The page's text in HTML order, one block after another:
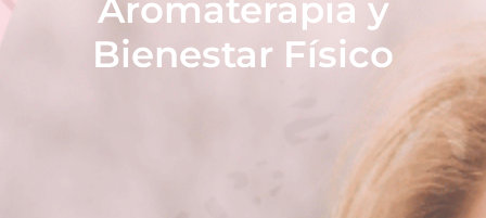
Aromaterapia y
Bienestar Físico